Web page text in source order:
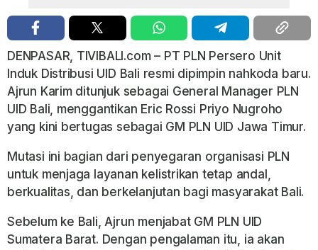
DENPASAR, TIVIBALI.com – PT PLN Persero Unit
Induk Distribusi UID Bali resmi dipimpin nahkoda baru.
Ajrun Karim ditunjuk sebagai General Manager PLN
UID Bali, menggantikan Eric Rossi Priyo Nugroho
yang kini bertugas sebagai GM PLN UID Jawa Timur.
Mutasi ini bagian dari penyegaran organisasi PLN
untuk menjaga layanan kelistrikan tetap andal,
berkualitas, dan berkelanjutan bagi masyarakat Bali.
Sebelum ke Bali, Ajrun menjabat GM PLN UID
Sumatera Barat. Dengan pengalaman itu, ia akan